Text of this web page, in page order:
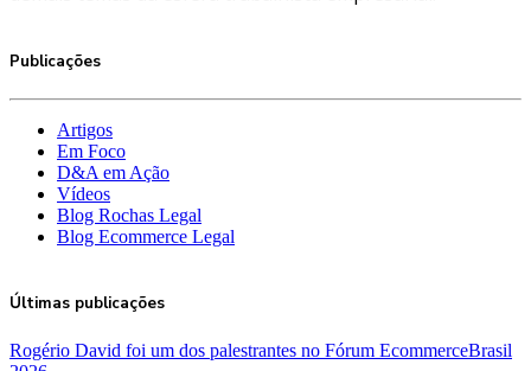
Publicações
Artigos
Em Foco
D&A em Ação
Vídeos
Blog Rochas Legal
Blog Ecommerce Legal
Últimas publicações
Rogério David foi um dos palestrantes no Fórum EcommerceBrasil